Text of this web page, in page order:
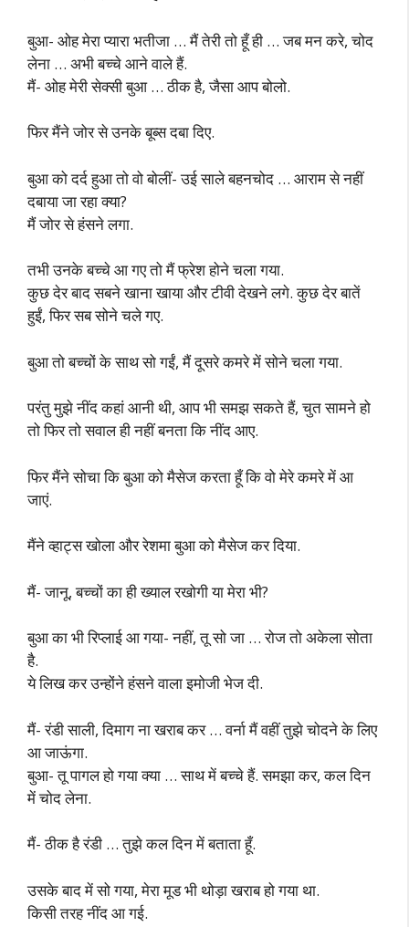
बुआ- ओह मेरा प्यारा भतीजा … मैं तेरी तो हूँ ही … जब मन करे, चोद
लेना … अभी बच्चे आने वाले हैं.
मैं- ओह मेरी सेक्सी बुआ … ठीक है, जैसा आप बोलो.
फिर मैंने जोर से उनके बूब्स दबा दिए.
बुआ को दर्द हुआ तो वो बोलीं- उई साले बहनचोद … आराम से नहीं
दबाया जा रहा क्या?
मैं जोर से हंसने लगा.
तभी उनके बच्चे आ गए तो मैं फ्रेश होने चला गया.
कुछ देर बाद सबने खाना खाया और टीवी देखने लगे. कुछ देर बातें
हुईं, फिर सब सोने चले गए.
बुआ तो बच्चों के साथ सो गईं, मैं दूसरे कमरे में सोने चला गया.
परंतु मुझे नींद कहां आनी थी, आप भी समझ सकते हैं, चुत सामने हो
तो फिर तो सवाल ही नहीं बनता कि नींद आए.
फिर मैंने सोचा कि बुआ को मैसेज करता हूँ कि वो मेरे कमरे में आ
जाएं.
मैंने व्हाट्स खोला और रेशमा बुआ को मैसेज कर दिया.
मैं- जानू, बच्चों का ही ख्याल रखोगी या मेरा भी?
बुआ का भी रिप्लाई आ गया- नहीं, तू सो जा … रोज तो अकेला सोता
है.
ये लिख कर उन्होंने हंसने वाला इमोजी भेज दी.
मैं- रंडी साली, दिमाग ना खराब कर … वर्ना मैं वहीं तुझे चोदने के लिए
आ जाऊंगा.
बुआ- तू पागल हो गया क्या … साथ में बच्चे हैं. समझा कर, कल दिन
में चोद लेना.
मैं- ठीक है रंडी … तुझे कल दिन में बताता हूँ.
उसके बाद में सो गया, मेरा मूड भी थोड़ा खराब हो गया था.
किसी तरह नींद आ गई.